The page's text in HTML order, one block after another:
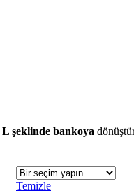
L şeklinde bankoya
Temizle